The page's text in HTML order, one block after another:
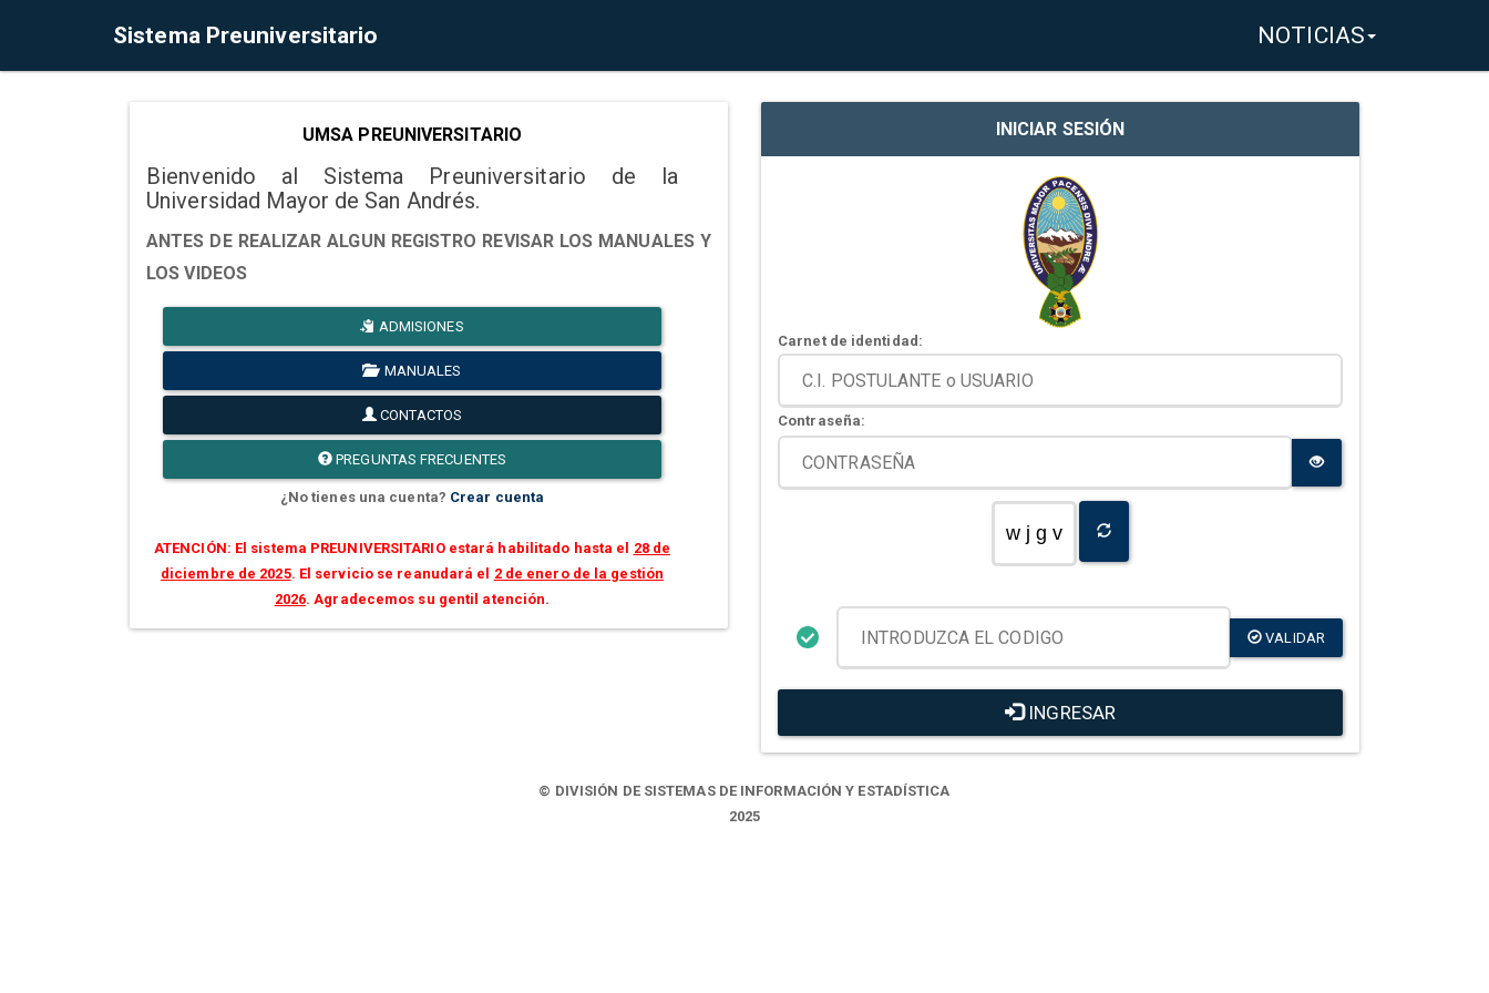
Sistema Preuniversitario NOTICIAS
UMSA PREUNIVERSITARIO
Bienvenido al Sistema Preuniversitario de la
Universidad Mayor de San Andrés.
ANTES DE REALIZAR ALGUN REGISTRO REVISAR LOS MANUALES Y
LOS VIDEOS
ADMISIONES
MANUALES
CONTACTOS
PREGUNTAS FRECUENTES
¿No tienes una cuenta? Crear cuenta
ATENCIÓN: El sistema PREUNIVERSITARIO estará habilitado hasta el 28 de
diciembre de 2025. El servicio se reanudará el 2 de enero de la gestión
2026. Agradecemos su gentil atención.
INICIAR SESIÓN
Carnet de identidad:
Contraseña:
w j g v
VALIDAR
INGRESAR
© DIVISIÓN DE SISTEMAS DE INFORMACIÓN Y ESTADÍSTICA
2025